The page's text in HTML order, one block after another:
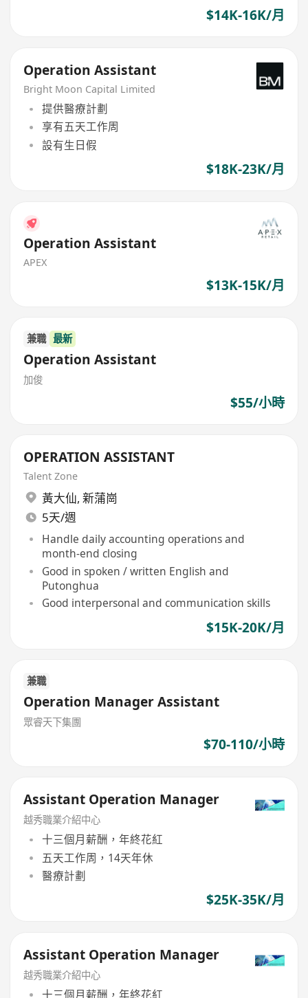
$14K-16K/月
Operation Assistant
Bright Moon Capital Limited
提供醫療計劃
享有五天工作周
設有生日假
$18K-23K/月
Operation Assistant
APEX
$13K-15K/月
兼職 最新
Operation Assistant
加俊
$55/小時
OPERATION ASSISTANT
Talent Zone
黃大仙, 新蒲崗
5天/週
Handle daily accounting operations and
month-end closing
Good in spoken / written English and
Putonghua
Good interpersonal and communication skills
$15K-20K/月
兼職
Operation Manager Assistant
眾睿天下集團
$70-110/小時
Assistant Operation Manager
越秀職業介紹中心
十三個月薪酬，年終花紅
五天工作周，14天年休
醫療計劃
$25K-35K/月
Assistant Operation Manager
越秀職業介紹中心
十三個月薪酬，年終花紅